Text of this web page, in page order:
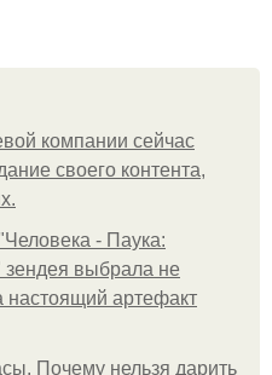
компании сейчас
своего контента,
- Паука:
выбрала не
настоящий артефакт
Почему нельзя дарить